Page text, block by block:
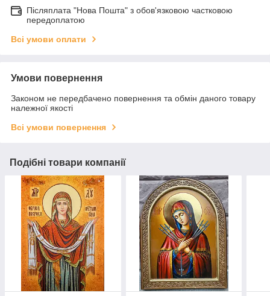
Післяплата "Нова Пошта" з обов'язковою частковою
передоплатою
Всі умови оплати
Умови повернення
Законом не передбачено повернення та обмін даного товару
належної якості
Всі умови повернення
Подібні товари компанії